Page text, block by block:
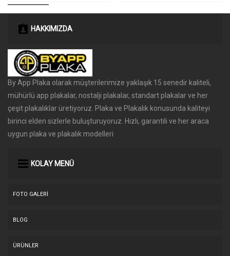
HAKKIMIZDA
By App Plaka olarak müşterilerimize yaklaşık 15 senedir kaliteli,
mühürlü app plakalar, nostalji plakalar, standart plakalar ve her
çeşit plakalıklar üretiyoruz. Plaka ve Plakalık konusunda kaliteyi
birinci elden sizlerle buluşturuyoruz. Hızlı, garantili ve her araca
uygun plaka ve plakalık modelleri
KOLAY MENÜ
FOTO GALERI
BLOG
ÜRÜNLER